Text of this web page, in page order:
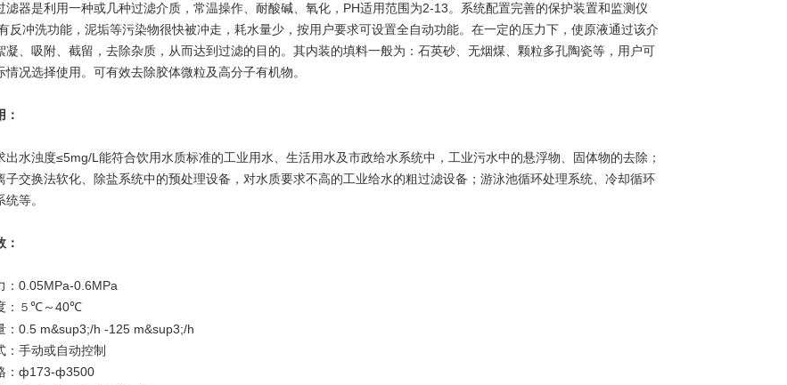
滤器是利用一种或几种过滤介质，常温操作、耐酸碱、氧化，PH适用范围为2-13。系统配置完善的保护装置和监测仪
反冲洗功能，泥垢等污染物很快被冲走，耗水量少，按用户要求可设置全自动功能。在一定的压力下，使原液通过该介
凝、吸附、截留，去除杂质，从而达到过滤的目的。其内装的填料一般为：石英砂、无烟煤、颗粒多孔陶瓷等，用户可
情况选择使用。可有效去除胶体微粒及高分子有机物。
：
出水浊度≤5mg/L能符合饮用水质标准的工业用水、生活用水及市政给水系统中，工业污水中的悬浮物、固体物的去除；
子交换法软化、除盐系统中的预处理设备，对水质要求不高的工业给水的粗过滤设备；游泳池循环处理系统、冷却循环
等。
：
：0.05MPa-0.6MPa
５ ℃～40℃
：0.5 m&sup3;/h -125 m&sup3;/h
：手动或自动控制
：ф173-ф3500